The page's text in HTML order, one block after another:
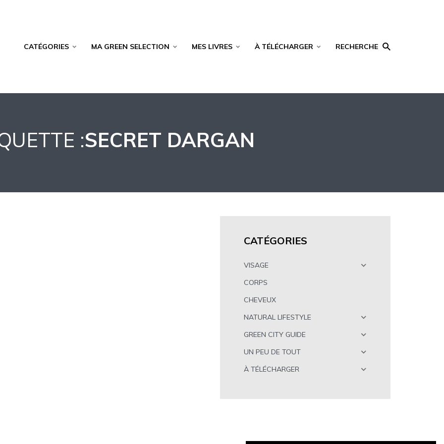
CATÉGORIES MA GREEN SELECTION MES LIVRES À TÉLÉCHARGER RECHERCHE
:SECRET DARGAN
CATÉGORIES
VISAGE
CORPS
CHEVEUX
NATURAL LIFESTYLE
GREEN CITY GUIDE
UN PEU DE TOUT
À TÉLÉCHARGER